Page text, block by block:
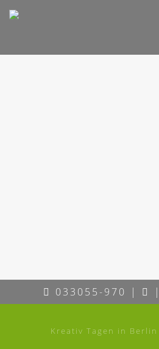
033055-970 | |
Kreativ Tagen in